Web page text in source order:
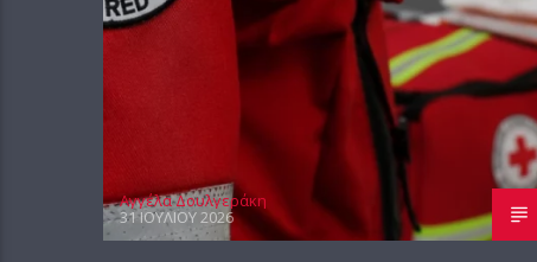
Αγγέλα Δουλγεράκη
31 ΙΟΥΛΊΟΥ 2026